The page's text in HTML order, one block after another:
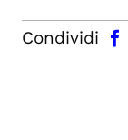
Condividi
facebook